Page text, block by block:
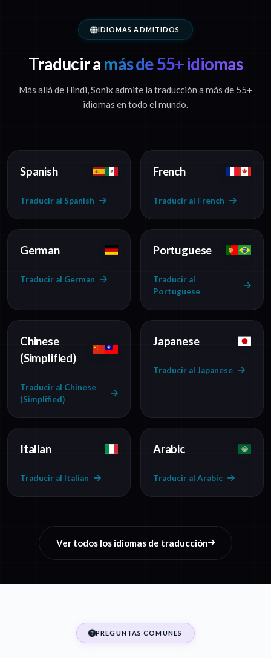
IDIOMAS ADMITIDOS
Traducir a más de 55+ idiomas
Más allá de Hindi, Sonix admite la traducción a más de 55+
idiomas en todo el mundo.
Spanish
Traducir al Spanish
French
Traducir al French
German
Traducir al German
Portuguese
Traducir al
Portuguese
Chinese
(Simplified)
Traducir al Chinese
(Simplified)
Japanese
Traducir al Japanese
Italian
Traducir al Italian
Arabic
Traducir al Arabic
Ver todos los idiomas de traducción
PREGUNTAS COMUNES